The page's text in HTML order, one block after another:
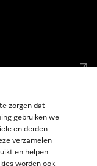
zorgen dat
gebruiken we
en derden
verzamelen
en helpen
worden ook